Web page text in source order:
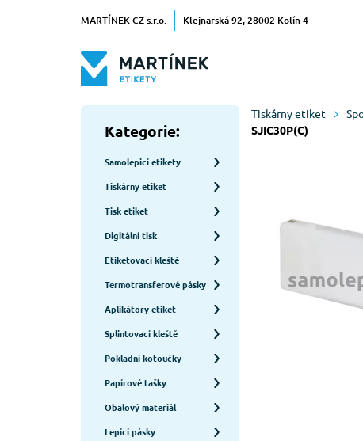
MARTÍNEK CZ s.r.o. Klejnarská 92, 28002 Kolín 4
Kategorie:
Samolepicí etikety
Tiskárny etiket
Tisk etiket
Digitální tisk
Etiketovací kleště
Termotransferové pásky
Aplikátory etiket
Splintovací kleště
Pokladní kotoučky
Papírové tašky
Obalový materiál
Lepící pásky
Tiskárny etiket
SJIC30P(C)